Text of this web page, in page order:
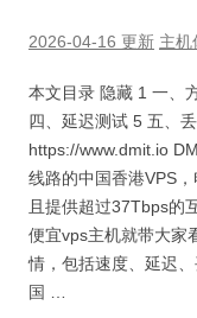
2026-04-16 更新 主机
本文目录 隐藏 1 一、
四、延迟测试 5 五、
https://www.dmit.io
线路的中国香港VPS
且提供超过37Tbps的
便宜vps主机就带大家
情，包括速度、延迟
国 …